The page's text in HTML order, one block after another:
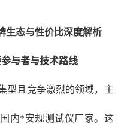
生态与性价比深度解析
与者与技术路线
型且竞争激烈的领域，主
内*安规测试仪厂家。这